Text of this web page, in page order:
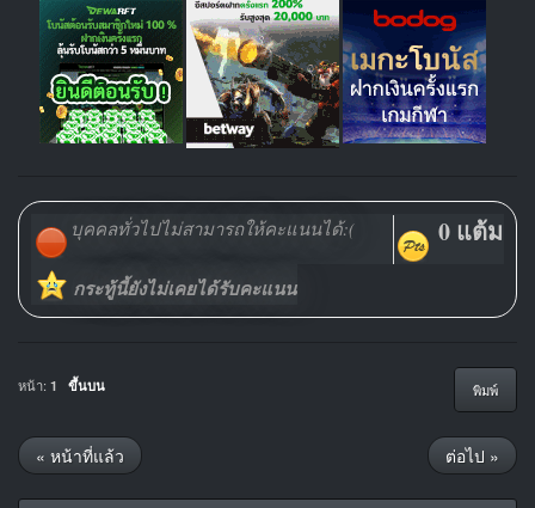
บุคคลทั่วไปไม่สามารถให้คะแนนได้:( 0 แต้ม
กระทู้นี้ยังไม่เคยได้รับคะแนน
พิมพ์
หน้า: 1 ขึ้นบน
« หน้าที่แล้ว ต่อไป »